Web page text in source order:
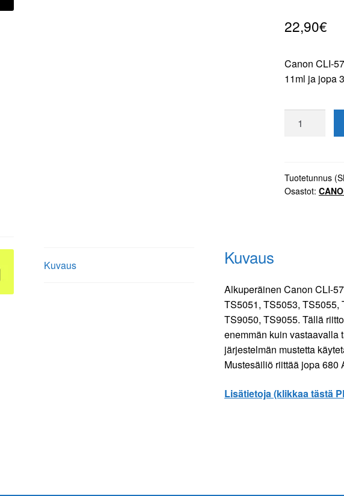
22,90€
Canon CLI-
11ml ja jopa
CLI-
keltainen
tulostuskasetti
Tuotetunnus
Osastot:
Kuvaus Kuvaus
Alkuperäinen Canon CLI-
TS5051, TS5053,
TS9050, TS9055. Tällä
enemmän kuin vastaavalla
järjestelmän mustetta
Mustesäiliö riittää jopa 680
Lisätietoja (klikkaa tästä